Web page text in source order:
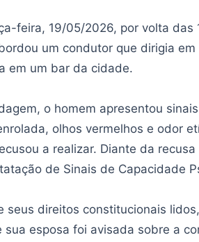
feira, 19/05/2026, por volta das
um condutor que dirigia
em um bar da cidade.
o homem apresentou
olhos vermelhos e odor
a realizar. Diante da
de Sinais de Capacidade
seus direitos constitucionais
sua esposa foi avisada sobre a